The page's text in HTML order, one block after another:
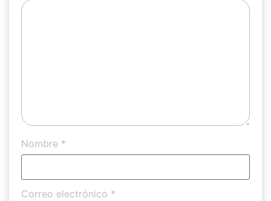
Nombre *
Correo electrónico *